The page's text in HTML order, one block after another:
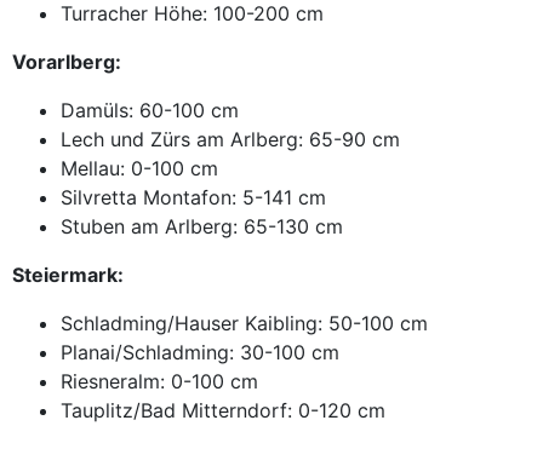
Turracher Höhe: 100-200 cm
Vorarlberg:
Damüls: 60-100 cm
Lech und Zürs am Arlberg: 65-90 cm
Mellau: 0-100 cm
Silvretta Montafon: 5-141 cm
Stuben am Arlberg: 65-130 cm
Steiermark:
Schladming/Hauser Kaibling: 50-100 cm
Planai/Schladming: 30-100 cm
Riesneralm: 0-100 cm
Tauplitz/Bad Mitterndorf: 0-120 cm